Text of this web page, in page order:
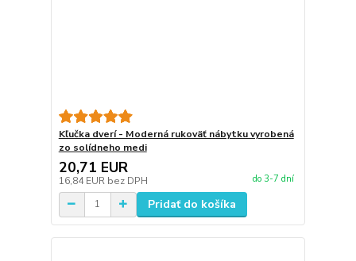
Kľučka dverí - Moderná rukoväť nábytku vyrobená
zo solídneho medi
20,71 EUR
16,84 EUR bez DPH do 3-7 dní
Pridať do košíka